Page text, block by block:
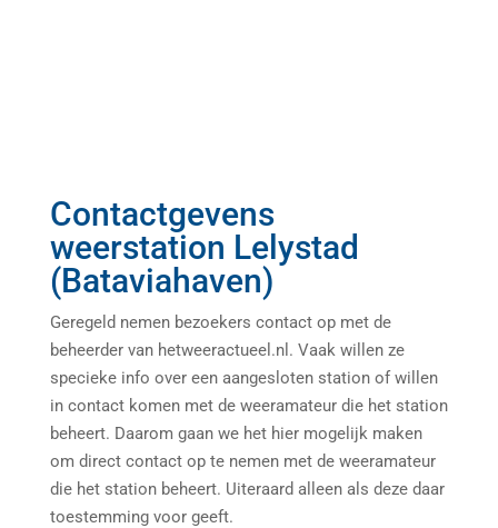
Contactgevens
weerstation Lelystad
(Bataviahaven)
Geregeld nemen bezoekers contact op met de
beheerder van hetweeractueel.nl. Vaak willen ze
specieke info over een aangesloten station of willen
in contact komen met de weeramateur die het station
beheert. Daarom gaan we het hier mogelijk maken
om direct contact op te nemen met de weeramateur
die het station beheert. Uiteraard alleen als deze daar
toestemming voor geeft.